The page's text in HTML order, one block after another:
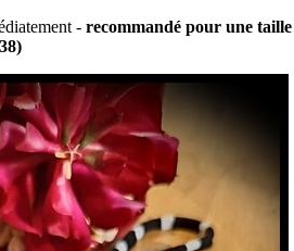
- recommandé pour une taille